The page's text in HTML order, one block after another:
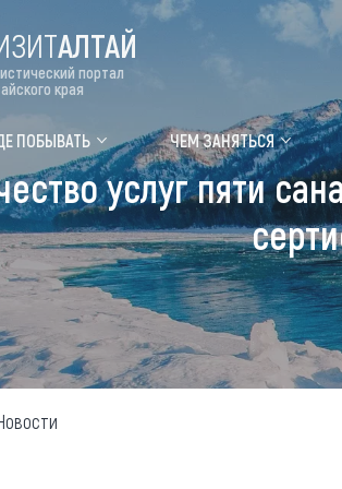
ALTAI
Где
Топ
АЛТАЙ
портал
края
ПОБЫВАТЬ ЧЕМ ЗАНЯТЬСЯ
услуг пяти